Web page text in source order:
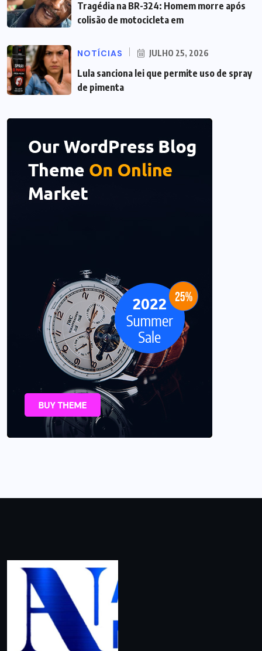
Tragédia na BR-324: Homem morre após
colisão de motocicleta em
NOTÍCIAS JULHO 25, 2026
Lula sanciona lei que permite uso de spray
de pimenta